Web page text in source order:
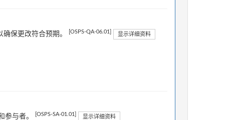
保更改符合预期。 [OSPS-QA-06.01] 显示详细资料
参与者。 [OSPS-SA-01.01] 显示详细资料